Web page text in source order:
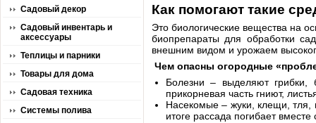
Садовый декор
Садовый инвентарь и
аксессуары
Теплицы и парники
Товары для дома
Садовая техника
Системы полива
Как помогают такие
Это биологические вещества на
биопрепараты для обработки
внешним видом и урожаем
Чем опасны огородные
Болезни – выделяют грибки,
прикорневая часть гниют,
Насекомые – жуки, клещи, тля,
итоге рассада погибает